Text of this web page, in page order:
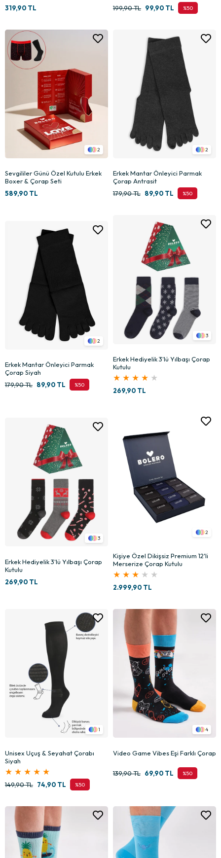
319,90 TL
%50
99,90 TL
199,90 TL
2
Sevgililer Günü Özel Kutulu Erkek
Boxer & Çorap Seti
589,90 TL
2
Erkek Mantar Önleyici Parmak
Çorap Antrasit
%50
89,90 TL
179,90 TL
2
Erkek Mantar Önleyici Parmak
Çorap Siyah
%50
89,90 TL
179,90 TL
3
Erkek Hediyelik 3'lü Yılbaşı Çorap
Kutulu
★ ★ ★ ★ ★
269,90 TL
3
Erkek Hediyelik 3'lü Yılbaşı Çorap
Kutulu
269,90 TL
2
Kişiye Özel Dikişsiz Premium 12'li
Merserize Çorap Kutulu
★ ★ ★ ★ ★
2.999,90 TL
1
Unisex Uçuş & Seyahat Çorabı
Siyah
★ ★ ★ ★ ★
%50
74,90 TL
149,90 TL
4
Video Game Vibes Eşi Farklı Çorap
%50
69,90 TL
139,90 TL